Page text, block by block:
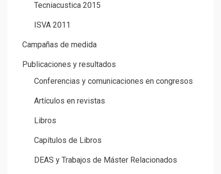
Tecniacustica 2015
ISVA 2011
Campañas de medida
Publicaciones y resultados
Conferencias y comunicaciones en congresos
Artículos en revistas
Libros
Capítulos de Libros
DEAS y Trabajos de Máster Relacionados